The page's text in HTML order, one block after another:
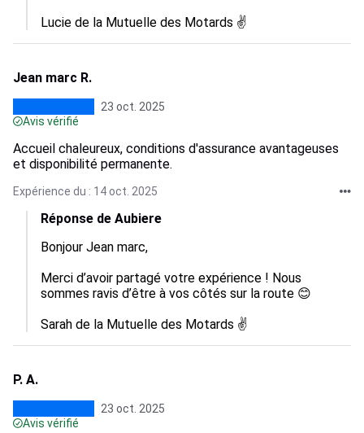
Lucie de la Mutuelle des Motards ✌️
Jean marc R.
23 oct. 2025
Avis vérifié
Accueil chaleureux, conditions d'assurance avantageuses
et disponibilité permanente.
Expérience du : 14 oct. 2025
Réponse de Aubiere
Bonjour Jean marc,
Merci d’avoir partagé votre expérience ! Nous
sommes ravis d’être à vos côtés sur la route 😊
Sarah de la Mutuelle des Motards ✌️
P. A.
23 oct. 2025
Avis vérifié